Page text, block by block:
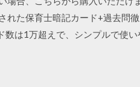
た保育士暗記カード+過去問
は1万超えで、シンプルで使い